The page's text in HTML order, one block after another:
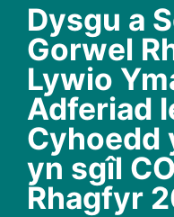
Dysgu a
Gorwel
Lywio
Adferiad
Cyhoedd
yn sgîl
Rhagfyr